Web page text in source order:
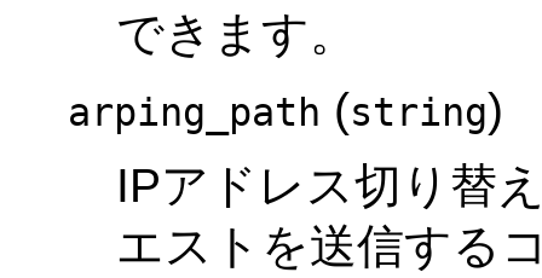
できます。
arping_path (string)
IPアドレス切り替
エストを送信する